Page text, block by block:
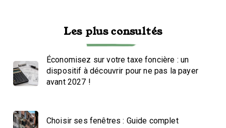
Les plus consultés
Économisez sur votre taxe foncière : un
dispositif à découvrir pour ne pas la payer
avant 2027 !
Choisir ses fenêtres : Guide complet